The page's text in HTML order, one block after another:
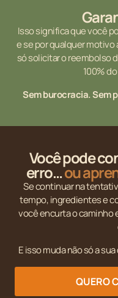
Isso significa que você
e se por qualquer motivo
só solicitar o reembolso
100%
Sem burocracia. Sem
Você pode
erro…ou
Se continuar na
tempo, ingredientes e
você encurta o caminho
E isso muda não só a
QUERO